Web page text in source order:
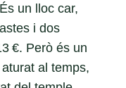
És un lloc car,
i dos
€. Però és un
al temps,